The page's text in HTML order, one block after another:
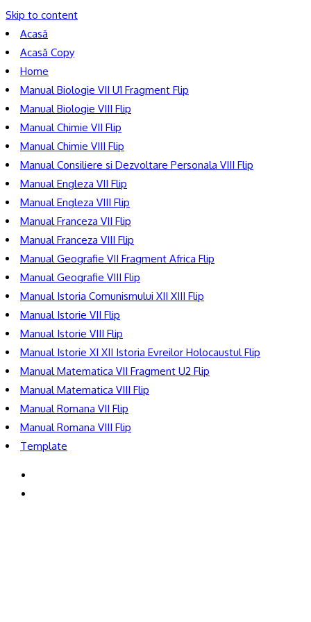
Skip to content
Acasă
Acasă Copy
Home
Manual Biologie VII U1 Fragment Flip
Manual Biologie VIII Flip
Manual Chimie VII Flip
Manual Chimie VIII Flip
Manual Consiliere si Dezvoltare Personala VIII Flip
Manual Engleza VII Flip
Manual Engleza VIII Flip
Manual Franceza VII Flip
Manual Franceza VIII Flip
Manual Geografie VII Fragment Africa Flip
Manual Geografie VIII Flip
Manual Istoria Comunismului XII XIII Flip
Manual Istorie VII Flip
Manual Istorie VIII Flip
Manual Istorie XI XII Istoria Evreilor Holocaustul Flip
Manual Matematica VII Fragment U2 Flip
Manual Matematica VIII Flip
Manual Romana VII Flip
Manual Romana VIII Flip
Template